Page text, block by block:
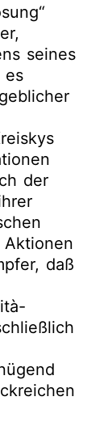
seines
es
der
daß